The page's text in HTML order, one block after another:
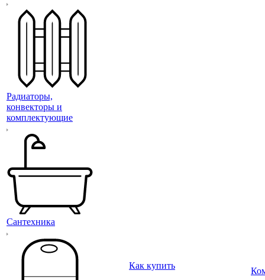
Радиаторы,
конвекторы и
комплектующие
Сантехника
Как купить